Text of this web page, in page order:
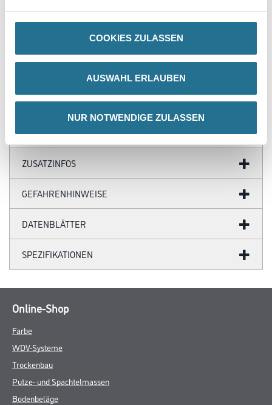
COOKIES ZULASSEN
AUSWAHL ERLAUBEN
NUR NOTWENDIGE ZULASSEN
- Kosten- und Zeitersparnis
- Kein Klebereinsatz notwendig
- Gleichmäßige Klebkraft
- Hochwertige, edle Flächen
- Schadstofffrei gem. Zulassung
- Egalisation unterschiedlicher Untergründe
- Bei Renovierung direkt überarbeitbar
ZUSATZINFOS
GEFAHRENHINWEISE
DATENBLÄTTER
SPEZIFIKATIONEN
Online-Shop
Farbe
WDV-Systeme
Trockenbau
Putze- und Spachtelmassen
Bodenbeläge